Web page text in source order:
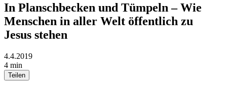
In Planschbecken und Tümpeln – Wie
Menschen in aller Welt öffentlich zu
Jesus stehen
4.4.2019
4 min
Teilen